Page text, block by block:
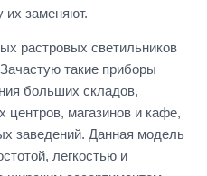
их заменяют.
растровых светильников
такие приборы
больших складов,
центров, магазинов и кафе,
заведений. Данная модель
легкостью и